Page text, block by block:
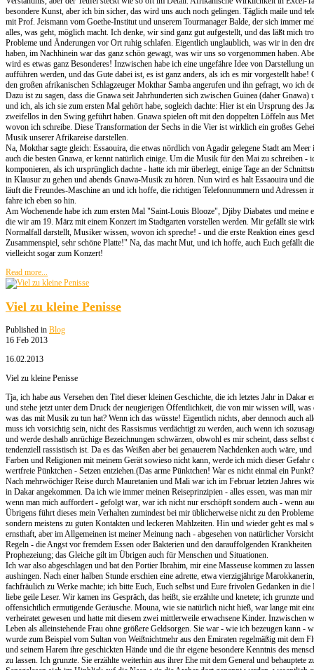
besondere Kunst, aber ich bin sicher, das wird uns auch noch gelingen. Täglich maile und
mit Prof. Jeismann vom Goethe-Institut und unserem Tourmanager Balde, der sich immer
alles, was geht, möglich macht. Ich denke, wir sind ganz gut aufgestellt, und das läßt mich
Probleme und Änderungen vor Ort ruhig schlafen. Eigentlich unglaublich, was wir in den
haben, im Nachhinein war das ganz schön gewagt, was wir uns so vorgenommen haben.
wird es etwas ganz Besonderes! Inzwischen habe ich eine ungefähre Idee von Darstellung
aufführen werden, und das Gute dabei ist, es ist ganz anders, als ich es mir vorgestellt habe!
den großen afrikanischen Schlagzeuger Mokthar Samba angerufen und ihn gefragt, wo ich
Dazu ist zu sagen, dass die Gnawa seit Jahrhunderten sich zwischen Guinea (daher
und ich, als ich sie zum ersten Mal gehört habe, sogleich dachte: Hier ist ein Ursprung des
zweifellos in den Swing geführt haben. Gnawa spielen oft mit den doppelten Löffeln aus
wovon ich schreibe. Diese Transformation der Sechs in die Vier ist wirklich ein großes
Musik unserer Afrikareise darstellen.
Na, Mokthar sagte gleich: Essaouira, die etwas nördlich von Agadir gelegene Stadt am
auch die besten Gnawa, er kennt natürlich einige. Um die Musik für den Mai zu schreiben -
komponieren, als ich ursprünglich dachte - hatte ich mir überlegt, einige Tage an der
in Klausur zu gehen und abends Gnawa-Musik zu hören. Nun wird es halt Essaouira und
läuft die Freundes-Maschine an und ich hoffe, die richtigen Telefonnummern und Adressen
fahre ich eben so hin.
Am Wochenende habe ich zum ersten Mal "Saint-Louis Blooze", Djiby Diabates und meine
die wir am 19. März mit einem Konzert im Stadtgarten vorstellen werden. Mir gefällt sie
Normalfall darstellt, Musiker wissen, wovon ich spreche! - und die erste Reaktion eines
Zusammenspiel, sehr schöne Platte!" Na, das macht Mut, und ich hoffe, auch Euch gefällt
vielleicht sogar zum Konzert!
Read more...
Viel zu kleine Penisse
Published in Blog
16 Feb 2013
16.02.2013
Viel zu kleine Penisse
Tja, ich habe aus Versehen den Titel dieser kleinen Geschichte, die ich letztes Jahr in Dakar
und stehe jetzt unter dem Druck der neugierigen Öffentlichkeit, die von mir wissen will, was
was das mit Musik zu tun hat? Wenn ich das wüsste! Eigentlich nichts, aber dennoch auch
muss ich vorsichtig sein, nicht des Rassismus verdächtigt zu werden, auch wenn ich
und werde deshalb anrüchige Bezeichnungen schwärzen, obwohl es mir scheint, dass selbst
tendenziell rassistisch ist. Da es das Weißen aber bei genauerem Nachdenken auch wäre,
Farben und Religionen mit meinem Gerät sowieso nicht kann, werde ich mich dieser Gefahr
wertfreie Pünktchen - Setzen entziehen.(Das arme Pünktchen! War es nicht einmal ein
Nach mehrwöchiger Reise durch Mauretanien und Mali war ich im Februar letzten Jahres
in Dakar angekommen. Da ich wie immer meinen Reiseprinzipien - alles essen, was man
wenn man mich auffordert - gefolgt war, war ich nicht nur erschöpft sondern auch - wenn
Übrigens führt dieses mein Verhalten zumindest bei mir üblicherweise nicht zu den
sondern meistens zu guten Kontakten und leckeren Mahlzeiten. Hin und wieder geht es mal
ernsthaft, aber im Allgemeinen ist meiner Meinung nach - abgesehen von natürlicher
Regeln - die Angst vor fremdem Essen oder Bakterien und den darauffolgenden
Prophezeiung; das Gleiche gilt im Übrigen auch für Menschen und Situationen.
Ich war also abgeschlagen und bat den Portier Ibrahim, mir eine Masseuse kommen zu
aushingen. Nach einer halben Stunde erschien eine adrette, etwa vierzigjährige
fachfräulich zu Werke machte; ich bitte Euch, Euch selbst und Eure frivolen Gedanken in die
liebe geile Leser. Wir kamen ins Gespräch, das heißt, sie erzählte und knetete; ich grunzte
offensichtlich ermutigende Geräusche. Mouna, wie sie natürlich nicht hieß, war lange mit
verheiratet gewesen und hatte mit diesem zwei mittlerweile erwachsene Kinder. Inzwischen
Leben als alleinstehende Frau ohne größere Geldsorgen. Sie war - wie ich bezeugen kann
wurde zum Beispiel vom Sultan von Weißnichtmehr aus den Emiraten regelmäßig mit dem
und seinem Harem ihre geschickten Hände und die ihr eigene besondere Kenntnis des
zu lassen. Ich grunzte. Sie erzählte weiterhin aus ihrer Ehe mit dem General und behauptete